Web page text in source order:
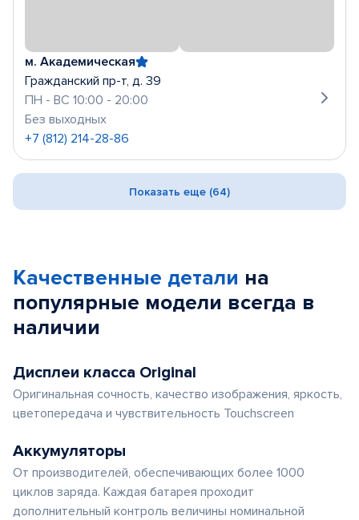
м. Академическая
Гражданский пр-т, д. 39
ПН - ВС 10:00 - 20:00
Без выходных
+7 (812) 214-28-86
Показать еще (64)
Качественные детали на
популярные модели всегда в
наличии
Дисплеи класса Original
Оригинальная сочность, качество изображения, яркость,
цветопередача и чувствительность Touchscreen
Аккумуляторы
От производителей, обеспечивающих более 1000
циклов заряда. Каждая батарея проходит
дополнительный контроль величины номинальной